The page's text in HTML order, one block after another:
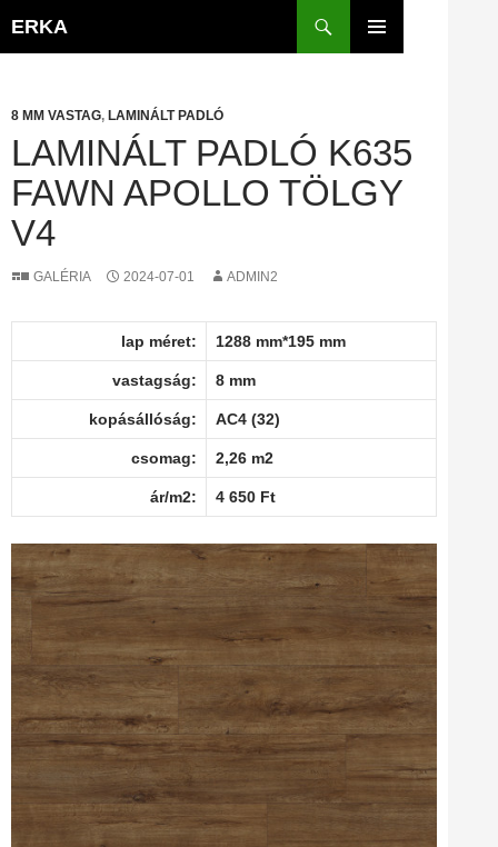
ERKA
8 MM VASTAG, LAMINÁLT PADLÓ
LAMINÁLT PADLÓ K635
FAWN APOLLO TÖLGY
V4
GALÉRIA 2024-07-01 ADMIN2
lap méret: 1288 mm*195 mm
vastagság: 8 mm
kopásállóság: AC4 (32)
csomag: 2,26 m2
ár/m2: 4 650 Ft